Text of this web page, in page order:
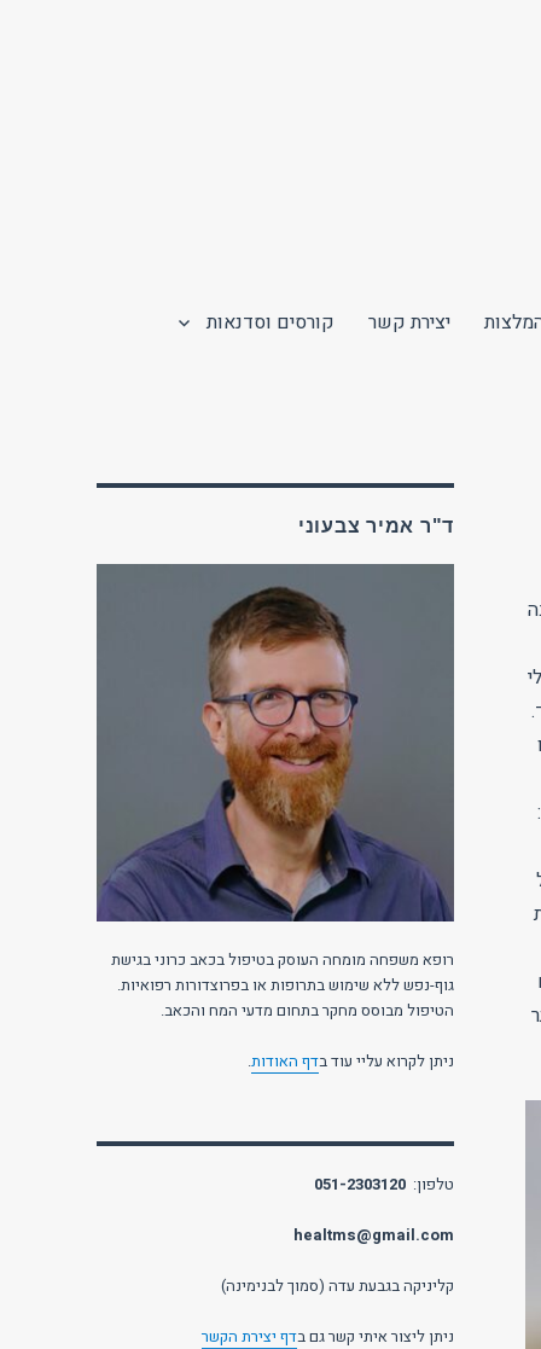
יצירת קשר קורסים וסדנאות
ד"ר אמיר צבעוני
רופא משפחה מומחה העוסק בטיפול בכאב כרוני בגישת
גוף-נפש ללא שימוש בתרופות או בפרוצדורות רפואיות.
הטיפול מבוסס מחקר בתחום מדעי המח והכאב.
ניתן לקרוא עליי עוד בדף האודות.
טלפון: 051-2303120
healtms@gmail.com
קליניקה בגבעת עדה (סמוך לבנימינה)
ניתן ליצור איתי קשר גם בדף יצירת הקשר